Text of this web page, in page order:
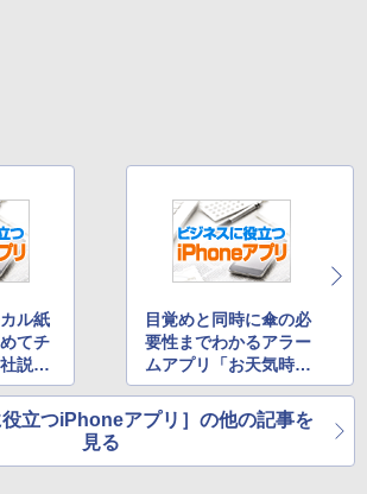
ル紙
てチ
説リ
目覚めと同時に傘の必
要性までわかるアラー
ムアプリ「お天気時
計」
役立つiPhoneアプリ］の他の記事を
見る